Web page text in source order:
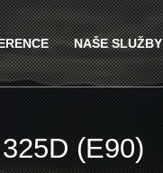
NAŠE SLUŽBY
(E90)